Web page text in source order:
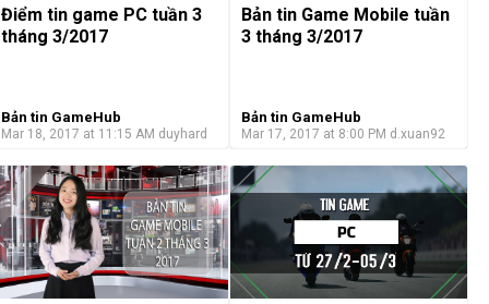
Điểm tin game PC tuần 3
tháng 3/2017
Bản tin GameHub
Mar 18, 2017 at 11:15 AM duyhard
Bản tin Game Mobile tuần
3 tháng 3/2017
Bản tin GameHub
Mar 17, 2017 at 8:00 PM d.xuan92